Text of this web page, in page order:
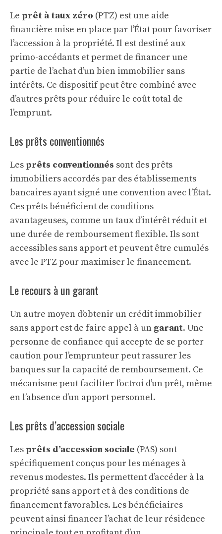
Le prêt à taux zéro (PTZ) est une aide
financière mise en place par l’État pour favoriser
l’accession à la propriété. Il est destiné aux
primo-accédants et permet de financer une
partie de l’achat d’un bien immobilier sans
intérêts. Ce dispositif peut être combiné avec
d’autres prêts pour réduire le coût total de
l’emprunt.
Les prêts conventionnés
Les prêts conventionnés sont des prêts
immobiliers accordés par des établissements
bancaires ayant signé une convention avec l’État.
Ces prêts bénéficient de conditions
avantageuses, comme un taux d’intérêt réduit et
une durée de remboursement flexible. Ils sont
accessibles sans apport et peuvent être cumulés
avec le PTZ pour maximiser le financement.
Le recours à un garant
Un autre moyen d’obtenir un crédit immobilier
sans apport est de faire appel à un garant. Une
personne de confiance qui accepte de se porter
caution pour l’emprunteur peut rassurer les
banques sur la capacité de remboursement. Ce
mécanisme peut faciliter l’octroi d’un prêt, même
en l’absence d’un apport personnel.
Les prêts d’accession sociale
Les prêts d’accession sociale (PAS) sont
spécifiquement conçus pour les ménages à
revenus modestes. Ils permettent d’accéder à la
propriété sans apport et à des conditions de
financement favorables. Les bénéficiaires
peuvent ainsi financer l’achat de leur résidence